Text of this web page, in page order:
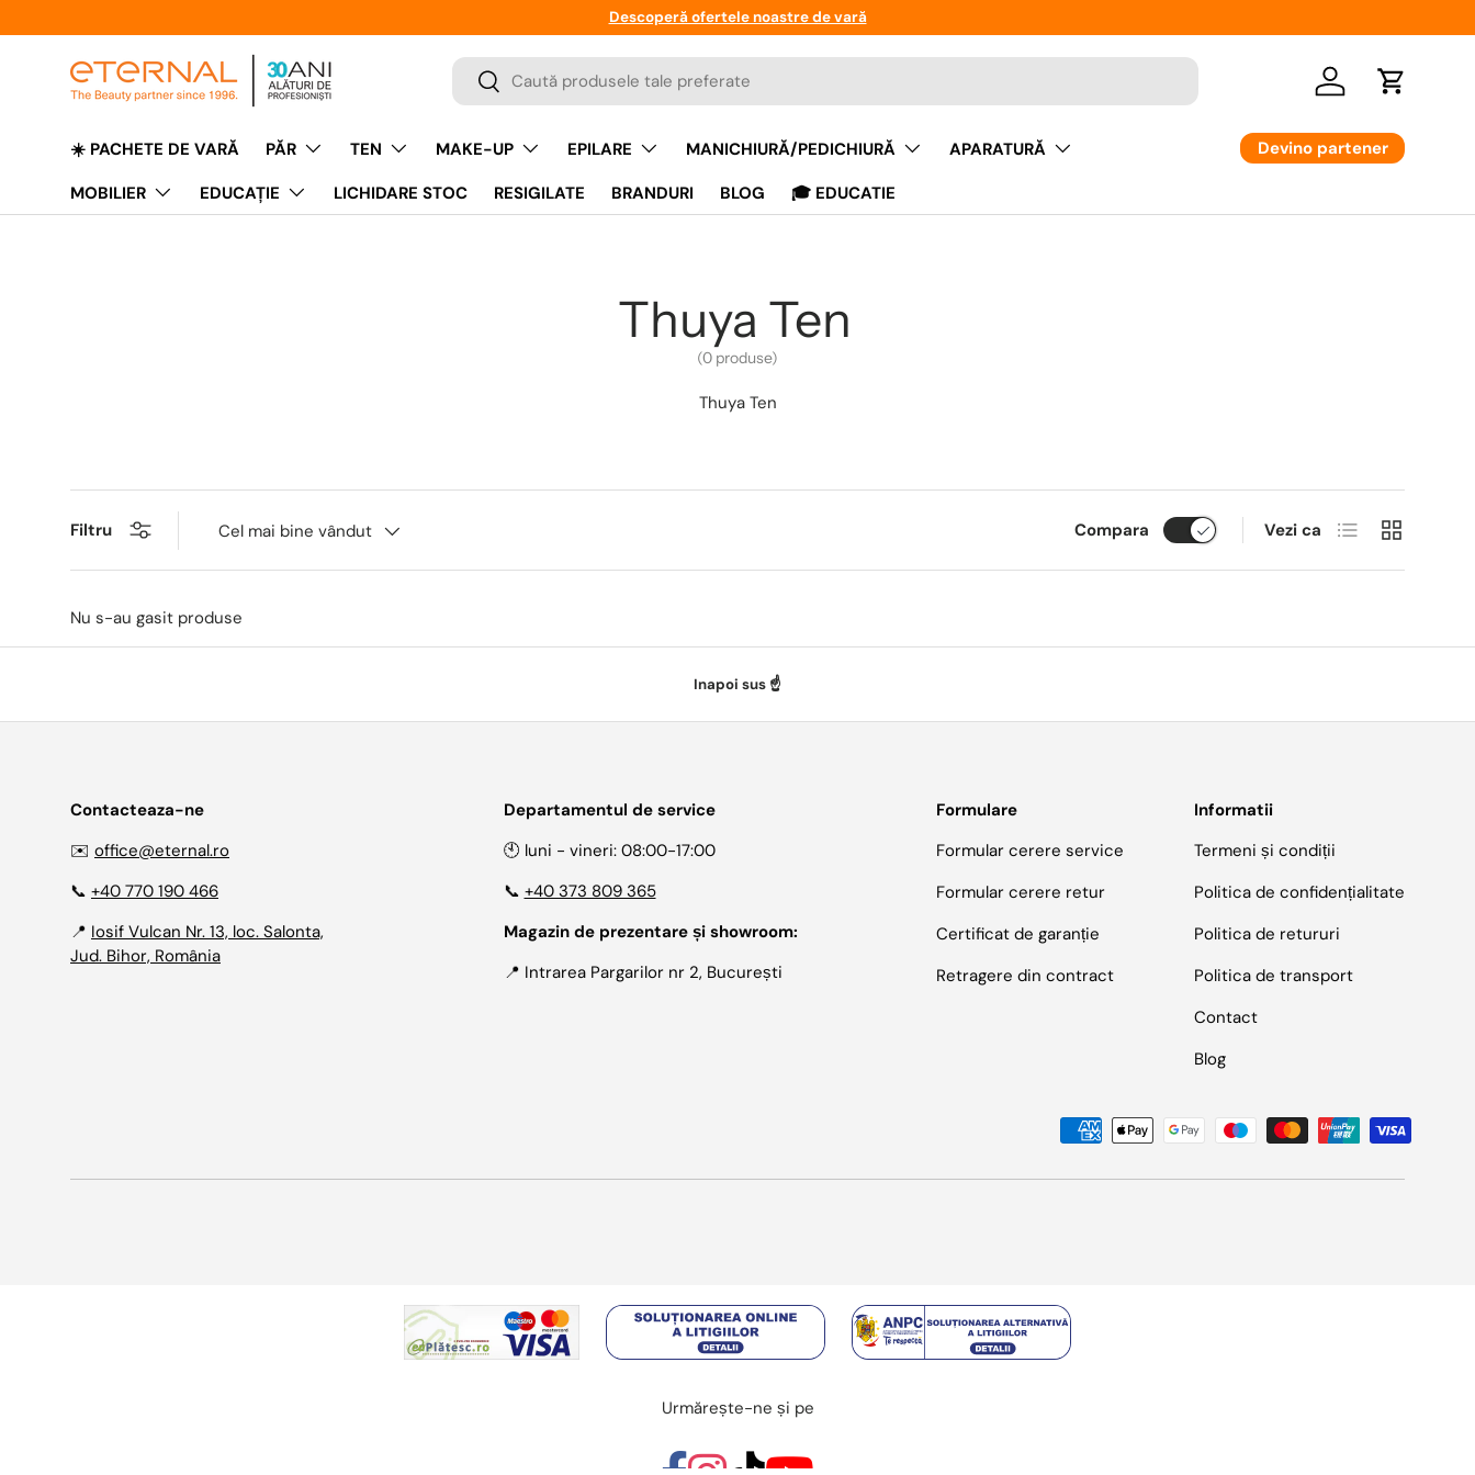
Descoperă ofertele noastre de vară
Cauta
Cauta Logare Cos
☀️ PACHETE DE VARĂ PĂR TEN MAKE-UP EPILARE MANICHIURĂ/PEDICHIURĂ
APARATURĂ
MOBILIER
EDUCAŢIE LICHIDARE STOC RESIGILATE BRANDURI BLOG 🎓 EDUCATIE
Devino partener
Thuya Ten
(0 produse)
Thuya Ten
Filtru Cel mai bine vândut Compara Vezi ca Lista Coloane
Nu s-au gasit produse
Inapoi sus ☝️
Contacteaza-ne
✉️ office@eternal.ro
📞 +40 770 190 466
📍 Iosif Vulcan Nr. 13, loc. Salonta,
Jud. Bihor, România
Departamentul de service
🕙 luni - vineri: 08:00-17:00
📞 +40 373 809 365
Magazin de prezentare și showroom:
📍 Intrarea Pargarilor nr 2, București
Formulare
Formular cerere service
Formular cerere retur
Certificat de garanție
Retragere din contract
Informatii
Termeni și condiții
Politica de confidențialitate
Politica de retururi
Politica de transport
Contact
Blog
Urmărește-ne și pe